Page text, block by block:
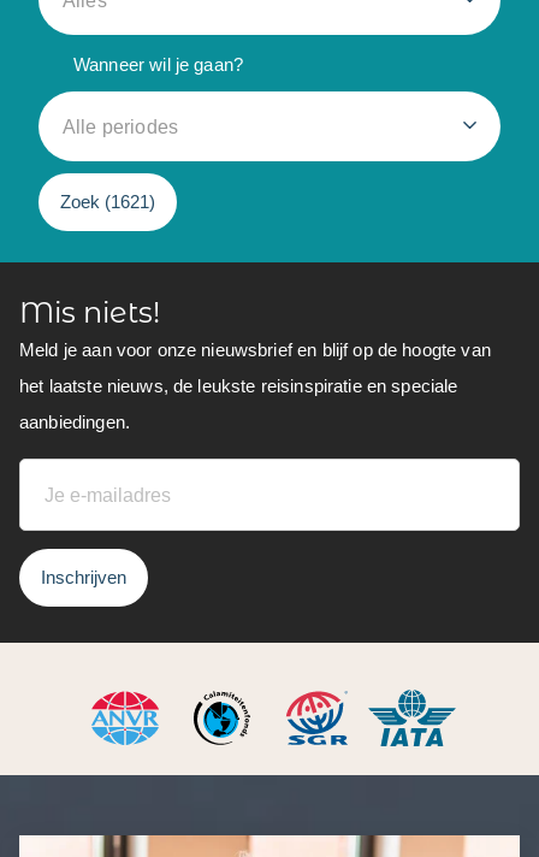
Wanneer wil je gaan?
Alle periodes
Zoek (1621)
Mis niets!
Meld je aan voor onze nieuwsbrief en blijf op de hoogte van
het laatste nieuws, de leukste reisinspiratie en speciale
aanbiedingen.
Inschrijven